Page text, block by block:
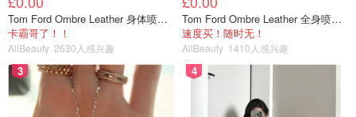
Tom Ford Ombre Leather 身体喷雾 150ml
卡霸哥了！！
AllBeauty 2630人感兴趣
Tom Ford Ombre Leather 全身喷雾 150ml
速度买！随时无！
AllBeauty 1410人感兴趣
3 4